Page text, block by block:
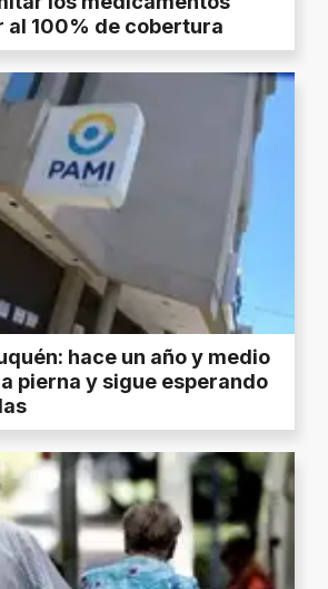
al 100% de cobertura
hace un año y medio
pierna y sigue esperando